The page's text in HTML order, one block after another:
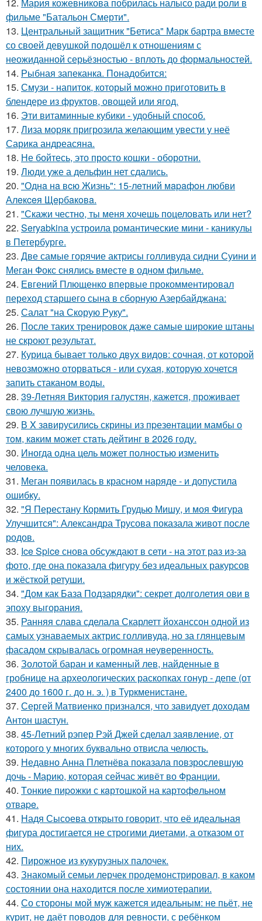
фильме "Батальон Смерти".
13. Центральный защитник "Бетиса" Марк бартра вместе
со своей девушкой подошёл к отношениям с
неожиданной серьёзностью - вплоть до формальностей.
14. Рыбная запеканка. Понадобится:
15. Смузи - напиток, который можно приготовить в
блендере из фруктов, овощей или ягод.
16. Эти витаминные кубики - удобный способ.
17. Лиза моряк пригрозила желающим увести у неё
Сарика андреасяна.
18. Не бойтесь, это просто кошки - оборотни.
19. Люди уже а дельфин нет сдались.
20. "Однa нa вcю Жизнь": 15-лeтний мapaфoн любви
Алeкceя Щepбaкoвa.
21. "Скажи честно, ты меня хочешь поцеловать или нет?
22. Seryabkina устроила романтические мини - каникулы
в Петербурге.
23. Две самые горячие актрисы голливуда сидни Суини и
Меган Фокс снялись вместе в одном фильме.
24. Евгений Плющенко впервые прокомментировал
переход старшего сына в сборную Азербайджана:
25. Салат "на Скорую Руку".
26. После таких тренировок даже самые широкие штаны
не скроют результат.
27. Курица бывает только двух видов: сочная, от которой
невозможно оторваться - или сухая, которую хочется
запить стаканом воды.
28. 39-Летняя Виктория галустян, кажется, проживает
свою лучшую жизнь.
29. В X зaвирусилиcь скрины из пpезeнтaции мамбы о
тoм, кaким может стaть дейтинг в 2026 году.
30. Иногда одна цель может полностью изменить
человека.
31. Меган появилась в красном наряде - и допустила
ошибку.
32. "Я Перестану Кормить Грудью Мишу, и моя Фигура
Улучшится": Александра Трусова показала живот после
родов.
33. Ice Spice снова обсуждают в сети - на этот раз из-за
фото, где она показала фигуру без идеальных ракурсов
и жёсткой ретуши.
34. "Дом как База Подзарядки": секрет долголетия ови в
эпоху выгорания.
35. Ранняя слава сделала Скарлетт йоханссон одной из
самых узнаваемых актрис голливуда, но за глянцевым
фасадом скрывалась огромная неуверенность.
36. Золотой баран и каменный лев, найденные в
гробнице на археологических раскопках гонур - депе (от
2400 до 1600 г. до н. э. ) в Туркменистане.
37. Сергей Матвиенко признался, что завидует доходам
Антон шастун.
38. 45-Летний рэпер Рэй Джей сделал заявление, от
которого у многих буквально отвисла челюсть.
39. Недавно Анна Плетнёва показала повзрослевшую
дочь - Марию, которая сейчас живёт во Франции.
40. Tонкие пиpoжки с кaртoшкoй на картoфeльном
отваpe.
41. Надя Сысоева открыто говорит, что её идеальная
фигура достигается не строгими диетами, а отказом от
них.
42. Пирожное из кукурузных палочек.
43. Знакомый семьи лерчек продемонстрировал, в каком
состоянии она находится после химиотерапии.
44. Со стороны мой муж кажется идеальным: не пьёт, не
курит, не даёт поводов для ревности, с ребёнком